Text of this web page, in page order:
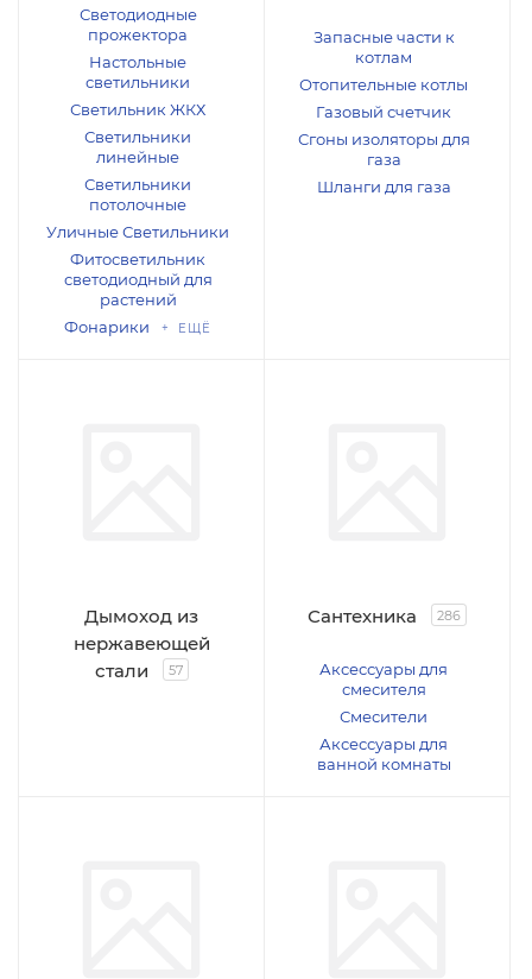
Светодиодные
прожектора
Настольные
светильники
Светильник ЖКХ
Светильники
линейные
Светильники
потолочные
Уличные Светильники
Фитосветильник
светодиодный для
растений
Фонарики
+ ЕЩЁ
Запасные части к
котлам
Отопительные котлы
Газовый счетчик
Сгоны изоляторы для
газа
Шланги для газа
Дымоход из
нержавеющей
стали
57
Сантехника 286
Аксессуары для
смесителя
Смесители
Аксессуары для
ванной комнаты